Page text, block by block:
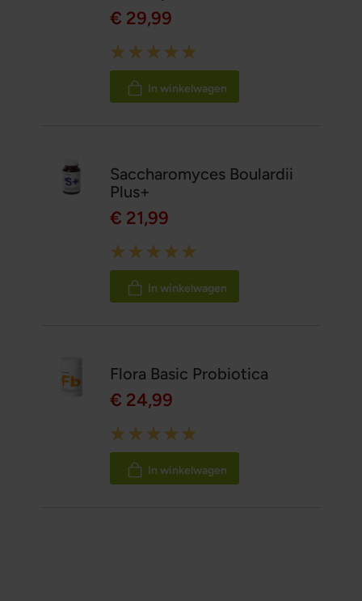
€ 29,99
Rating:
100%
In winkelwagen
Saccharomyces Boulardii
Plus+
€ 21,99
Rating:
100%
In winkelwagen
Flora Basic Probiotica
€ 24,99
Rating:
100%
In winkelwagen